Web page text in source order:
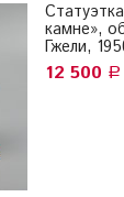
камне»,
Гжели,
12 500 Р